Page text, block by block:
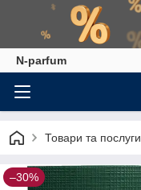
N-parfum
Товари та послуги
–30%